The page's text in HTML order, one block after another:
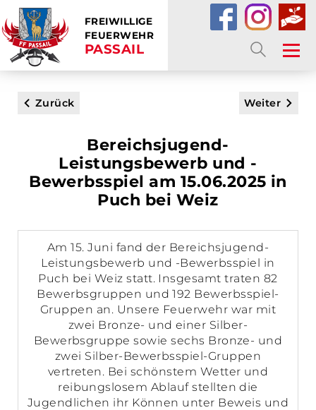
FREIWILLIGE
FEUERWEHR
PASSAIL
Zurück Weiter
Bereichsjugend-
Leistungsbewerb und -
Bewerbsspiel am 15.06.2025 in
Puch bei Weiz
Am 15. Juni fand der Bereichsjugend-
Leistungsbewerb und -Bewerbsspiel in
Puch bei Weiz statt. Insgesamt traten 82
Bewerbsgruppen und 192 Bewerbsspiel-
Gruppen an. Unsere Feuerwehr war mit
zwei Bronze- und einer Silber-
Bewerbsgruppe sowie sechs Bronze- und
zwei Silber-Bewerbsspiel-Gruppen
vertreten. Bei schönstem Wetter und
reibungslosem Ablauf stellten die
Jugendlichen ihr Können unter Beweis und